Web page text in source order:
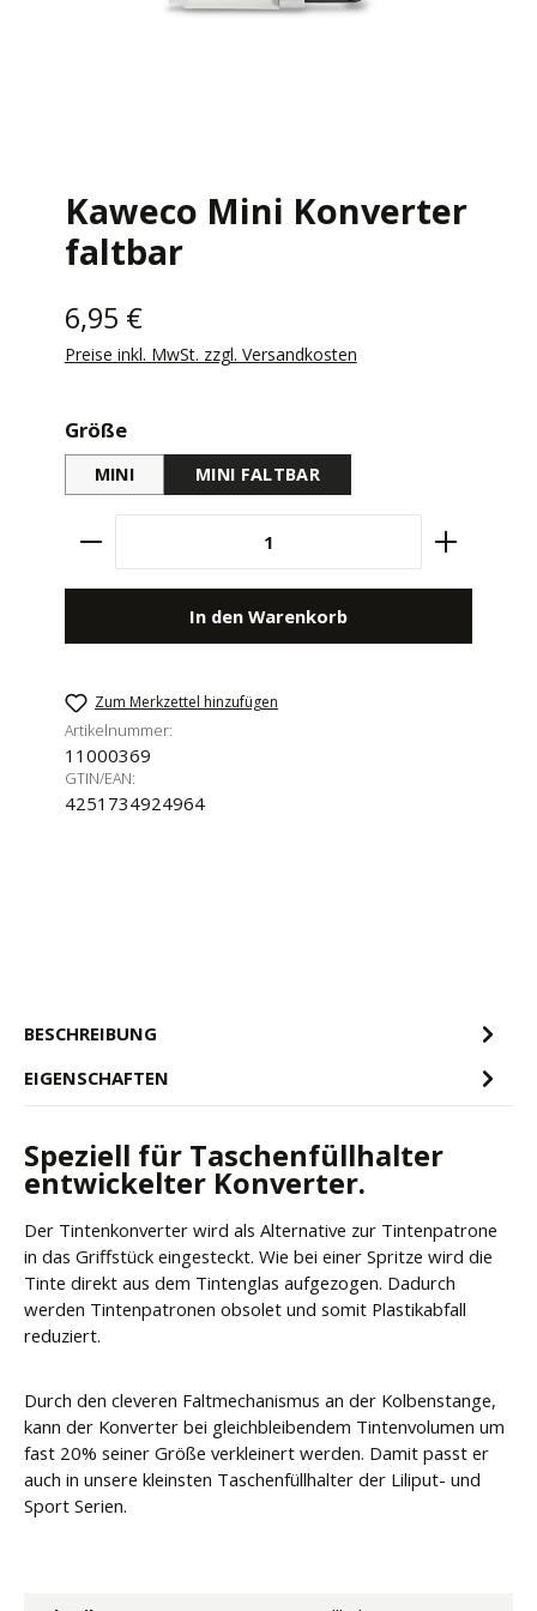
Kaweco Mini Konverter
faltbar
6,95 €
Preise inkl. MwSt. zzgl. Versandkosten
Größeauswählen
MINI MINI FALTBAR
Produkt Anzahl: Gib den gewünschten
In den Warenkorb
Zum Merkzettel hinzufügen
Artikelnummer:
11000369
GTIN/EAN:
4251734924964
BESCHREIBUNG
EIGENSCHAFTEN
Speziell für Taschenfüllhalter
entwickelter Konverter.
Der Tintenkonverter wird als Alternative zur Tintenpatrone
in das Griffstück eingesteckt. Wie bei einer Spritze wird die
Tinte direkt aus dem Tintenglas aufgezogen. Dadurch
werden Tintenpatronen obsolet und somit Plastikabfall
reduziert.
Durch den cleveren Faltmechanismus an der Kolbenstange,
kann der Konverter bei gleichbleibendem Tintenvolumen um
fast 20% seiner Größe verkleinert werden. Damit passt er
auch in unsere kleinsten Taschenfüllhalter der Liliput- und
Sport Serien.